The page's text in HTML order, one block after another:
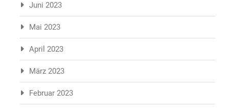
Juni 2023
Mai 2023
April 2023
März 2023
Februar 2023